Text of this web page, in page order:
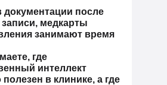
документации после
медкарты
занимают время
где
интеллект
в клинике, а где